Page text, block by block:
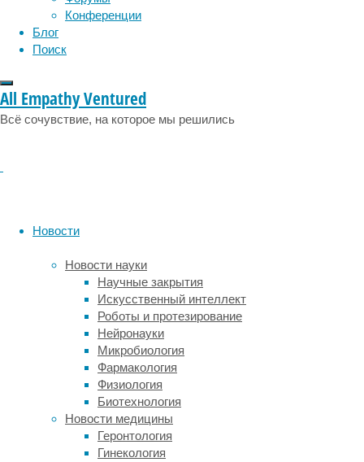
Конференции
Блог
Поиск
All Empathy Ventured
Всё сочувствие, на которое мы решились
Новости
Новости науки
Научные закрытия
Искусственный интеллект
Роботы и протезирование
Нейронауки
Микробиология
Фармакология
Физиология
Биотехнология
Новости медицины
Геронтология
Гинекология
Journal
из
Университета
пишут,
всё
самом
деле
сложнее:
колибри
есть
несколько
температурных
режимов,